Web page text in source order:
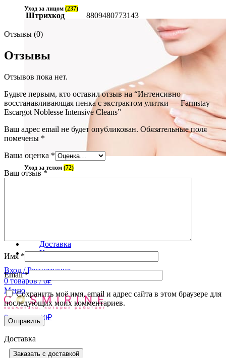
Уход за лицом (237)
Уход за телом (72)
Доставка
Контакты
Вход / Регистрация
0 товаров / 0₽
Меню
0товаров / 0₽
Штрихкод 8809480773143
Отзывы (0)
Отзывы
Отзывов пока нет.
Будьте первым, кто оставил отзыв на “Интенсивно
восстанавливающая пенка с экстрактом улитки — Farmstay
Escargot Noblesse Intensive Cleans”
Ваш адрес email не будет опубликован. Обязательные поля
помечены *
Ваша оценка *
Ваш отзыв *
Имя *
Email*
Сохранить моё имя, email и адрес сайта в этом браузере для
последующих моих комментариев.
Доставка
Заказать с доставкой